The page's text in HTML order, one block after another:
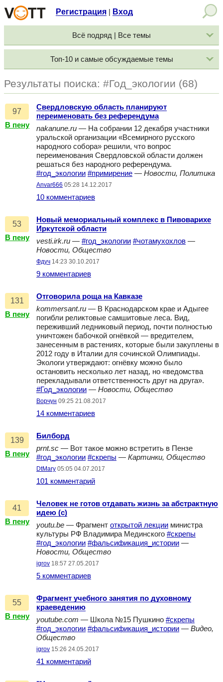
Регистрация Вход
Всё подряд | Все темы
Топ-10 и самые обсуждаемые темы
Результаты поиска: #Год_экологии (68)
97
В пену
Свердловскую область планируют
переименовать без референдума
nakanune.ru — На собрании 12 декабря участники
уральской организации «Всемирного русского
народного собора» решили, что вопрос
переименования Свердловской области должен
решаться без народного референдума.
#год_экологии #примирение — Новости, Политика
Anvar666 05:28 14.12.2017
10 комментариев
53
В пену
Новый мемориальный комплекс в Пивоварихе
Иркутской области
vesti.irk.ru — #год_экологии #чотамухохлов —
Новости, Общество
Фдуч 14:23 30.10.2017
9 комментариев
131
В пену
Отговорила роща на Кавказе
kommersant.ru — В Краснодарском крае и Адыгее
погибли реликтовые самшитовые леса. Вид,
переживший ледниковый период, почти полностью
уничтожен бабочкой огнёвкой — вредителем,
занесенным в растениях, которые были закуплены в
2012 году в Италии для сочинской Олимпиады.
Экологи утверждают: огнёвку можно было
остановить несколько лет назад, но «ведомства
перекладывали ответственность друг на друга».
#Год_экологии — Новости, Общество
Ворчун 09:25 21.08.2017
14 комментариев
139
В пену
Билборд
prnt.sc — Вот такое можно встретить в Пензе
#год_экологии #скрепы — Картинки, Общество
DtMary 05:05 04.07.2017
101 комментарий
41
В пену
Человек не готов отдавать жизнь за абстрактную
идею (с)
youtu.be — Фрагмент открытой лекции министра
культуры РФ Владимира Мединского #скрепы
#год_экологии #фальсификация_истории —
Новости, Общество
igrov 18:57 27.05.2017
5 комментариев
55
В пену
Фрагмент учебного занятия по духовному
краеведению
youtube.com — Школа №15 Пушкино #скрепы
#год_экологии #фальсификация_истории — Видео,
Общество
igrov 15:26 24.05.2017
41 комментарий